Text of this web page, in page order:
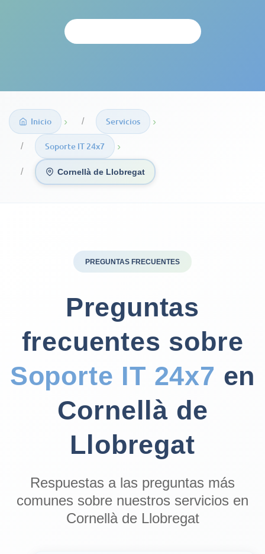
Inicio › Servicios ›
Soporte IT 24x7 ›
Cornellà de Llobregat
PREGUNTAS FRECUENTES
Preguntas
frecuentes sobre
Soporte IT 24x7 en
Cornellà de
Llobregat
Respuestas a las preguntas más
comunes sobre nuestros servicios en
Cornellà de Llobregat